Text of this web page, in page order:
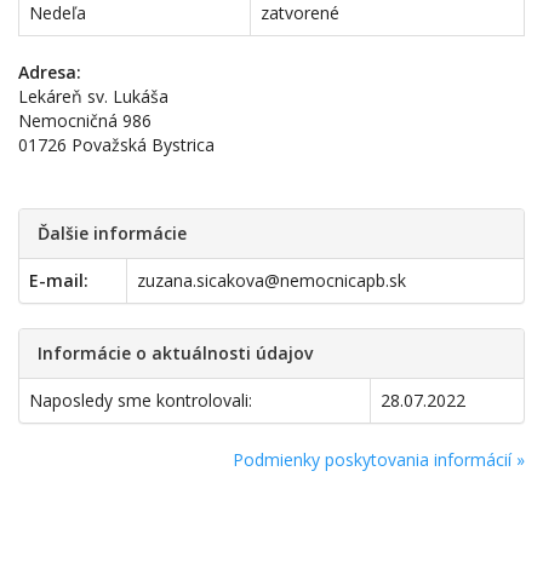
Nedeľa
zatvorené
Adresa:
Lekáreň sv. Lukáša
Nemocničná 986
01726 Považská Bystrica
Ďalšie informácie
E-mail: zuzana.sicakova@nemocnicapb.sk
Informácie o aktuálnosti údajov
Naposledy sme kontrolovali: 28.07.2022
Podmienky poskytovania informácií »